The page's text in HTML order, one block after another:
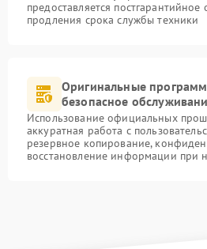
предоставляется
продления срока службы техники
Оригинальные
безопасное
Использование официальных
аккуратная работа с
резервное копирование,
восстановление информации при